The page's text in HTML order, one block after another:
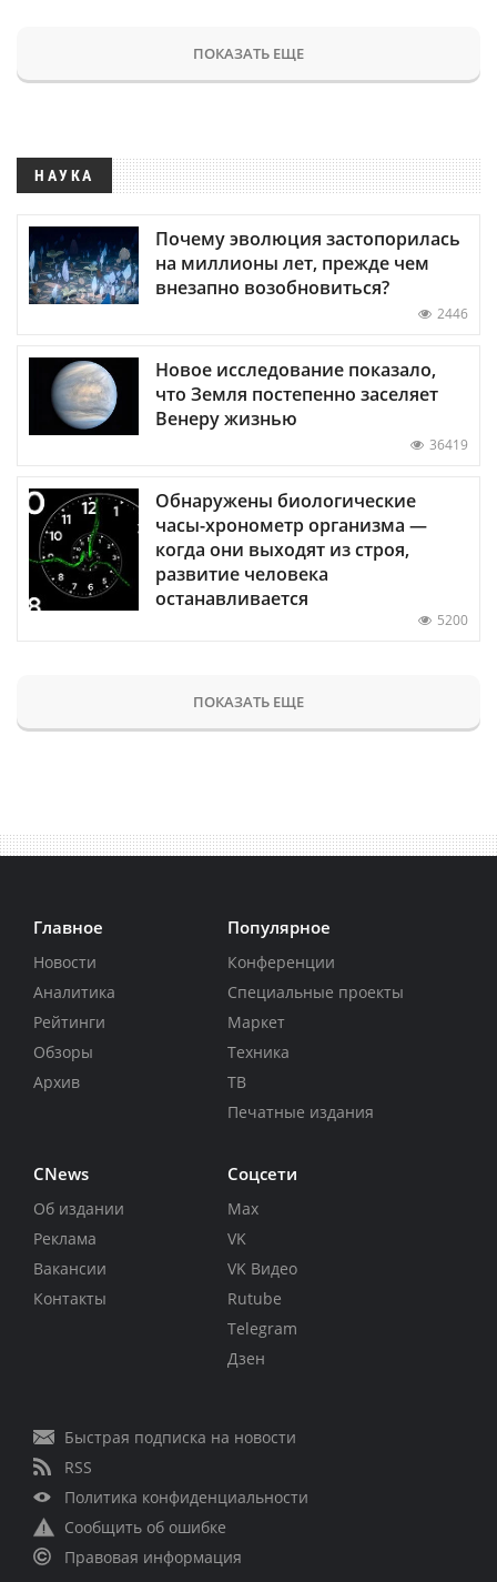
ПОКАЗАТЬ ЕЩЕ
НАУКА
Почему эволюция застопорилась
на миллионы лет, прежде чем
внезапно возобновиться?
2446
Новое исследование показало,
что Земля постепенно заселяет
Венеру жизнью
36419
Обнаружены биологические
часы-хронометр организма —
когда они выходят из строя,
развитие человека
останавливается
5200
ПОКАЗАТЬ ЕЩЕ
Главное
Новости
Аналитика
Рейтинги
Обзоры
Архив
Популярное
Конференции
Специальные проекты
Маркет
Техника
ТВ
Печатные издания
CNews
Об издании
Реклама
Вакансии
Контакты
Соцсети
Max
VK
VK Видео
Rutube
Telegram
Дзен
Быстрая подписка на новости
RSS
Политика конфиденциальности
Сообщить об ошибке
Правовая информация